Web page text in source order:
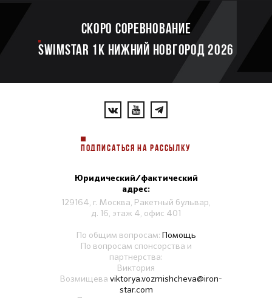
Скоро соревнование
SWIMSTAR 1K НИЖНИЙ НОВГОРОД 2026
ПОДПИСАТЬСЯ НА РАССЫЛКУ
Юридический/фактический
адрес:
129164, г. Москва, Ракетный бульвар,
д. 16, этаж 4, офис 401
По общим вопросам: Помощь
По вопросам спонсорства и
партнерства:
Виктория
Возмищева viktorya.vozmishcheva@iron-
star.com